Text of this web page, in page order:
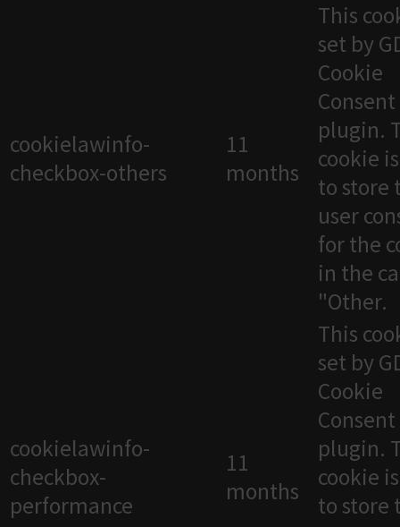
cookielawinfo-
checkbox-others
11
months
This
set by
Cookie
Consent
plugin.
cookie
to store
user
for the
in the
"Other.
cookielawinfo-
checkbox-
performance
11
months
This
set by
Cookie
Consent
plugin.
cookie
to store